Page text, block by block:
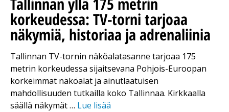
korkeudessa: TV-torni tarjoaa
näkymiä, historiaa ja adrenaliinia
Tallinnan TV-tornin näköalatasanne tarjoaa 175
metrin korkeudessa sijaitsevana Pohjois-Euroopan
korkeimmat näköalat ja ainutlaatuisen
mahdollisuuden tutkailla koko Tallinnaa. Kirkkaalla
säällä näkymät … Lue lisää